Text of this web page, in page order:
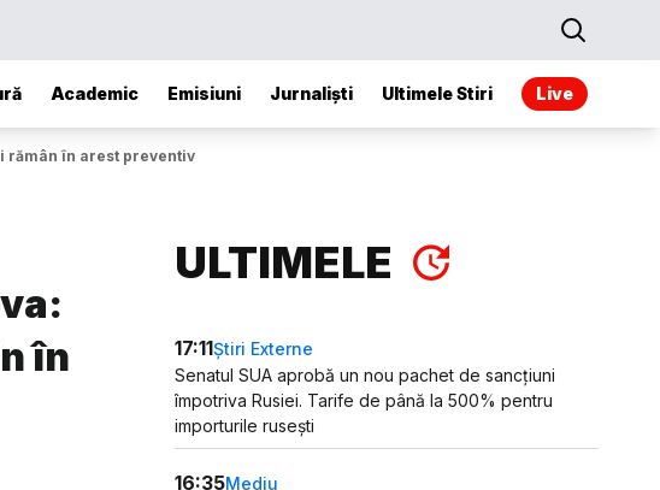
Academic Emisiuni Jurnaliști Ultimele Stiri Live
rămân în arest preventiv
în
ULTIMELE
17:11Știri Externe
Senatul SUA aprobă un nou pachet de sancțiuni
împotriva Rusiei. Tarife de până la 500% pentru
importurile rusești
16:35Mediu